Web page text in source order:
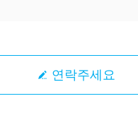
연락주세요